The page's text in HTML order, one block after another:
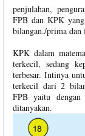
penjulahan,
FPB dan KPK
bilangan./prima dan
KPK dalam
terkecil, sedang
terbesar. Intinya
terkecil dari 2
FPB yaitu
ditanyakan.